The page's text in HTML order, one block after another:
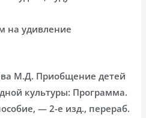
на удивление
М.Д. Приобщение детей
культуры: Программа.
— 2-е изд., перераб.